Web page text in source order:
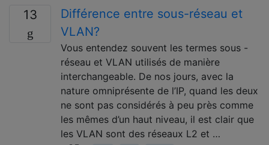
13
Différence entre sous-réseau et
VLAN?
Vous entendez souvent les termes sous -
réseau et VLAN utilisés de manière
interchangeable. De nos jours, avec la
nature omniprésente de l’IP, quand les deux
ne sont pas considérés à peu près comme
les mêmes d’un haut niveau, il est clair que
les VLAN sont des réseaux L2 et …